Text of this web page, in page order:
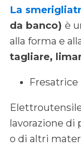
La
da banco) è
alla forma e
tagliare,
Fresatrice
lavorazione di
o di altri